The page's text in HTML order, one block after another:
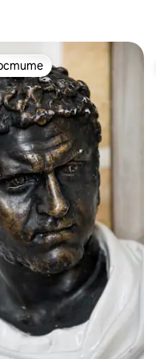
отзива
избор на гостите